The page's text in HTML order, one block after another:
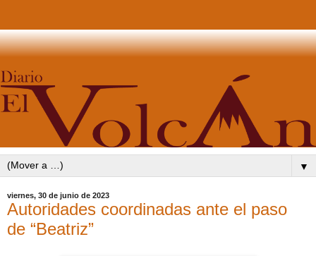
▼
viernes, 30 de junio de 2023
Autoridades coordinadas ante el paso
de “Beatriz”